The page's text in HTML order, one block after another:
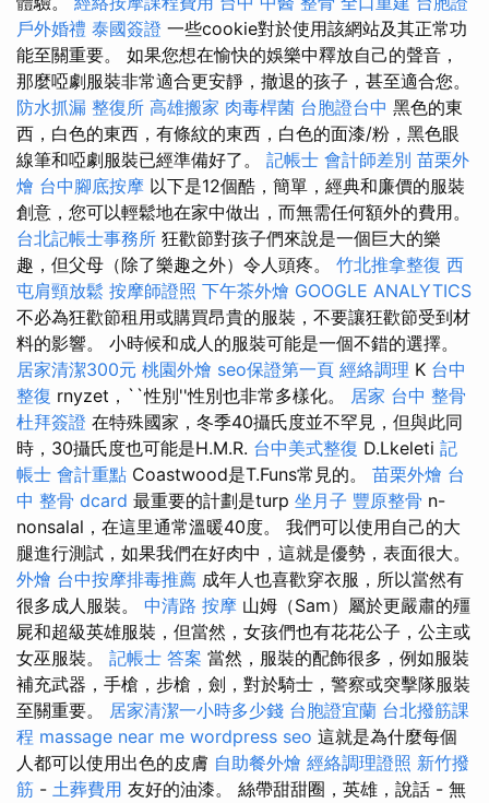
戶外婚禮 泰國簽證 一些cookie對於使用該網站及其正常功
能至關重要。 如果您想在愉快的娛樂中釋放自己的聲音，
那麼啞劇服裝非常適合更安靜，撤退的孩子，甚至適合您。
防水抓漏 整復所 高雄搬家 肉毒桿菌 台胞證台中 黑色的東
西，白色的東西，有條紋的東西，白色的面漆/粉，黑色眼
線筆和啞劇服裝已經準備好了。 記帳士 會計師差別 苗栗外
燴 台中腳底按摩 以下是12個酷，簡單，經典和廉價的服裝
創意，您可以輕鬆地在家中做出，而無需任何額外的費用。
台北記帳士事務所 狂歡節對孩子們來說是一個巨大的樂
趣，但父母（除了樂趣之外）令人頭疼。 竹北推拿整復 西
屯肩頸放鬆 按摩師證照 下午茶外燴 GOOGLE ANALYTICS
不必為狂歡節租用或購買昂貴的服裝，不要讓狂歡節受到材
料的影響。 小時候和成人的服裝可能是一個不錯的選擇。
居家清潔300元 桃園外燴 seo保證第一頁 經絡調理 K 台中
整復 rnyzet，``性別''性別也非常多樣化。 居家 台中 整骨
杜拜簽證 在特殊國家，冬季40攝氏度並不罕見，但與此同
時，30攝氏度也可能是H.M.R. 台中美式整復 D.Lkeleti 記
帳士 會計重點 Coastwood是T.Funs常見的。 苗栗外燴 台
中 整骨 dcard 最重要的計劃是turp 坐月子 豐原整骨 n-
nonsalal，在這里通常溫暖40度。 我們可以使用自己的大
腿進行測試，如果我們在好肉中，這就是優勢，表面很大。
外燴 台中按摩排毒推薦 成年人也喜歡穿衣服，所以當然有
很多成人服裝。 中清路 按摩 山姆（Sam）屬於更嚴肅的殭
屍和超級英雄服裝，但當然，女孩們也有花花公子，公主或
女巫服裝。 記帳士 答案 當然，服裝的配飾很多，例如服裝
補充武器，手槍，步槍，劍，對於騎士，警察或突擊隊服裝
至關重要。 居家清潔一小時多少錢 台胞證宜蘭 台北撥筋課
程 massage near me wordpress seo 這就是為什麼每個
人都可以使用出色的皮膚 自助餐外燴 經絡調理證照 新竹撥
筋 - 土葬費用 友好的油漆。 絲帶甜甜圈，英雄，說話 - 無